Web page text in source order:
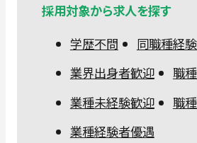
採用対象から求人を探す
学歴不問
同職種経
業界出身者歓迎
職
業種未経験歓迎
職
業種経験者優遇